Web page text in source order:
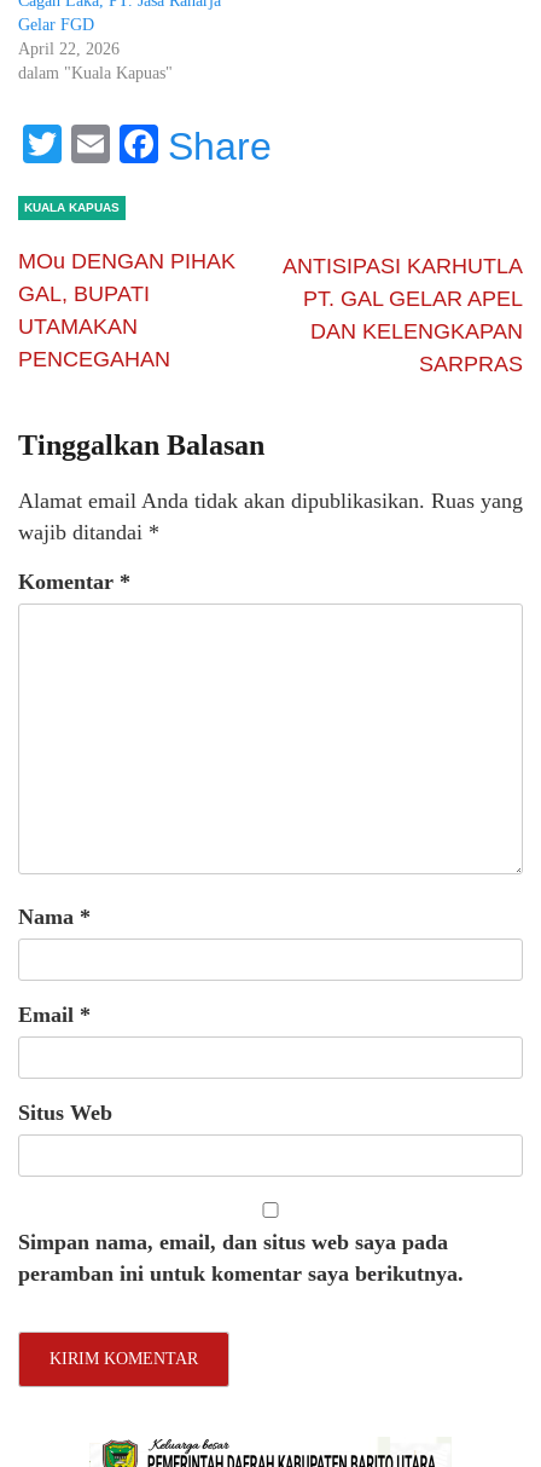
Gelar FGD
April 22, 2026
dalam "Kuala Kapuas"
Twitter
EmailFacebook
Share
KUALA KAPUAS
MOu DENGAN PIHAK
GAL, BUPATI
UTAMAKAN
PENCEGAHAN
ANTISIPASI KARHUTLA
PT. GAL GELAR APEL
DAN KELENGKAPAN
SARPRAS
Tinggalkan Balasan
Alamat email Anda tidak akan dipublikasikan. Ruas yang
wajib ditandai *
Komentar *
Nama *
Email *
Situs Web
Simpan nama, email, dan situs web saya pada
peramban ini untuk komentar saya berikutnya.